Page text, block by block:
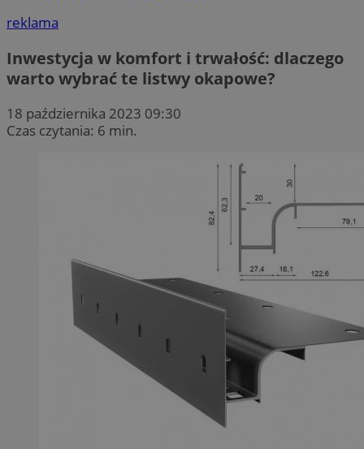
reklama
Inwestycja w komfort i trwałość: dlaczego
warto wybrać te listwy okapowe?
18 października 2023 09:30
Czas czytania: 6 min.